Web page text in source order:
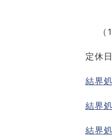
（
定休日
結界処
結界処
結界処